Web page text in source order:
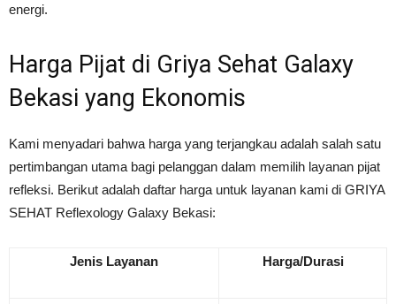
energi.
Harga Pijat di Griya Sehat Galaxy
Bekasi yang Ekonomis
Kami menyadari bahwa harga yang terjangkau adalah salah satu
pertimbangan utama bagi pelanggan dalam memilih layanan pijat
refleksi. Berikut adalah daftar harga untuk layanan kami di GRIYA
SEHAT Reflexology Galaxy Bekasi:
Jenis Layanan Harga/Durasi